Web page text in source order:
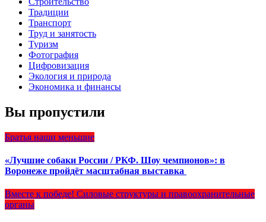
Традиции
Транспорт
Труд и занятость
Туризм
Фотография
Цифровизация
Экология и природа
Экономика и финансы
Вы пропустили
Братья наши меньшие
«Лучшие собаки России / РКФ. Шоу чемпионов»: в
Воронеже пройдёт масштабная выставка
Вместе к победе! Силовые структуры и правоохранительные
органы